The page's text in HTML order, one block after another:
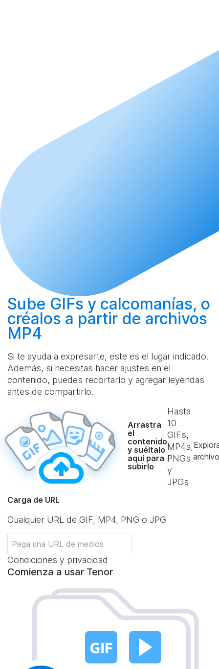
Sube GIFs y calcomanías, o
créalos a partir de archivos
MP4
Si te ayuda a expresarte, este es el lugar indicado.
Además, si necesitas hacer ajustes en el
contenido, puedes recortarlo y agregar leyendas
antes de compartirlo.
Arrastra
el
contenido
y suéltalo
aquí para
subirlo
Hasta
10
GIFs,
MP4s,
PNGs
y
JPGs
Carga de URL
Cualquier URL de GIF, MP4, PNG o JPG
Condiciones y privacidad
Comienza a usar Tenor